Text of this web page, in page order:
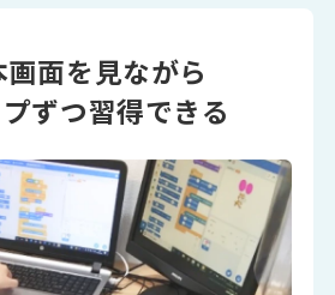
画面を見ながら
ずつ習得できる